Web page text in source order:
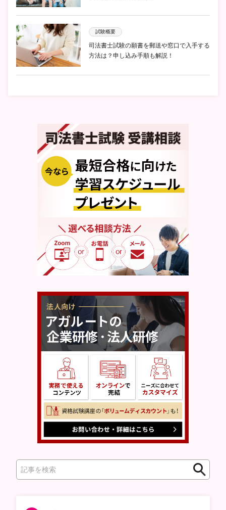
試験概要
司法書士試験の願書を郵送や窓口で入手する
方法は？申し込み手順も解説！
検
索
検